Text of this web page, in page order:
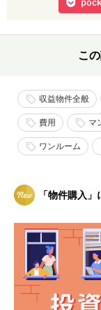
こ
収益物件全般
費用 マ
ワンルーム
「物件購入